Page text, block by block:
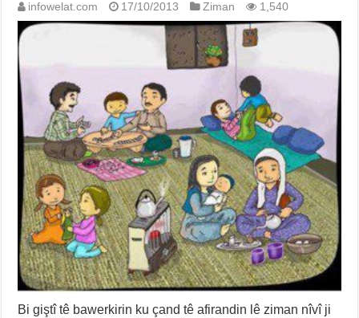
infowelat.com 17/10/2013 Ziman 1,540
Bi giştî tê bawerkirin ku çand tê afirandin lê ziman nîvî ji